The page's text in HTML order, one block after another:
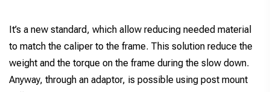
It’s a new standard, which allow reducing needed material
to match the caliper to the frame. This solution reduce the
weight and the torque on the frame during the slow down.
Anyway, through an adaptor, is possible using post mount